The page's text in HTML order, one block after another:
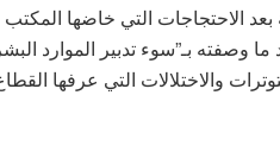
بعد الاحتجاجات التي خاضها
وصفته بـ”سوء تدبير الموارد
والاختلالات التي عرفها